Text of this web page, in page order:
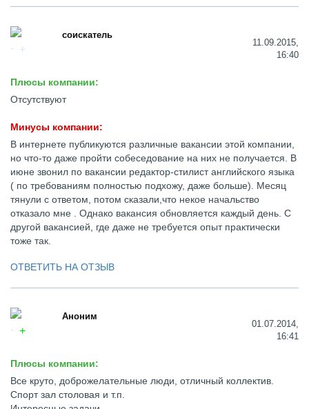
соискатель
11.09.2015,
16:40
Плюсы компании:
Отсутствуют
Минусы компании:
В интернете публикуются различные вакансии этой компании,
но что-то даже пройти собеседование на них не получается. В
июне звонил по вакансии редактор-стилист английского языка
( по требованиям полностью подхожу, даже больше). Месяц
тянули с ответом, потом сказали,что некое начальство
отказало мне . Однако вакансия обновляется каждый день. С
другой вакансией, где даже не требуется опыт практически
тоже так.
ОТВЕТИТЬ НА ОТЗЫВ
Аноним
01.07.2014,
16:41
Плюсы компании:
Все круто, доброжелательные люди, отличный коллектив.
Спорт зал столовая и т.п.